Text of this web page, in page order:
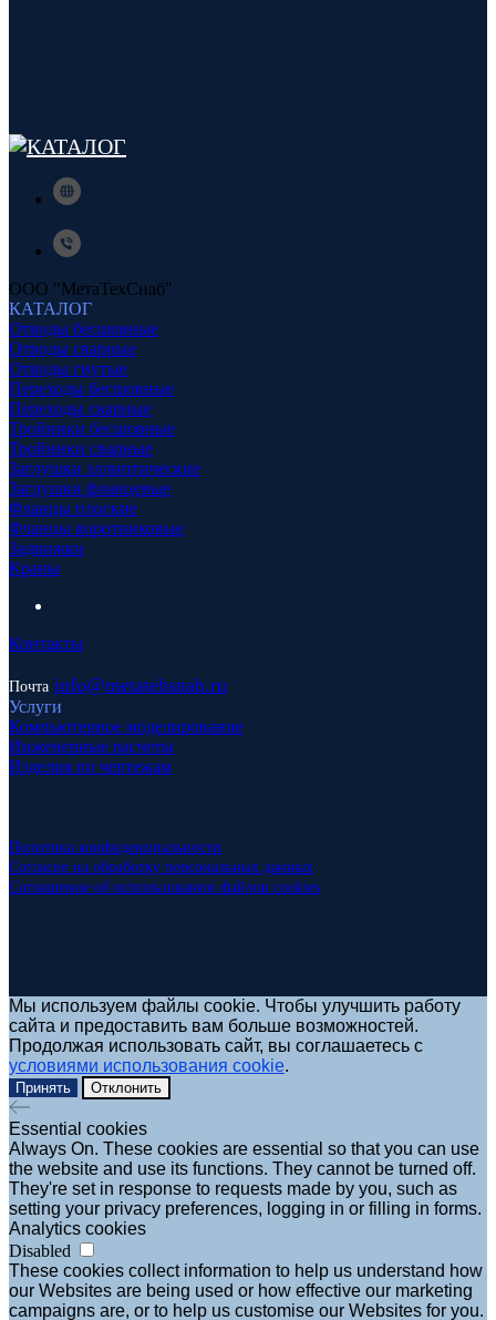
ООО "МетаТехСнаб"
КАТАЛОГ
Отводы бесшовные
Отводы сварные
Отводы гнутые
Переходы бесшовные
Переходы сварные
Тройники бесшовные
Тройники сварные
Заглушки эллиптические
Заглушки фланцевые
Фланцы плоские
Фланцы воротниковые
Задвижки
Краны
Контакты
Почта info@metatehsnab.ru
Услуги
Компьютерное моделирование
Инженерные расчеты
Изделия по чертежам
Политика конфиденциальности
Согласие на обработку персональных данных
Соглашение об использовании файлов cookies
Мы используем файлы cookie. Чтобы улучшить работу
сайта и предоставить вам больше возможностей.
Продолжая использовать сайт, вы соглашаетесь с
условиями использования cookie.
Принять Отклонить
Essential cookies
Always On. These cookies are essential so that you can use
the website and use its functions. They cannot be turned off.
They're set in response to requests made by you, such as
setting your privacy preferences, logging in or filling in forms.
Analytics cookies
Disabled
These cookies collect information to help us understand how
our Websites are being used or how effective our marketing
campaigns are, or to help us customise our Websites for you.